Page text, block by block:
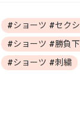
#ショーツ #セク
#ショーツ #勝負
#ショーツ #刺繍